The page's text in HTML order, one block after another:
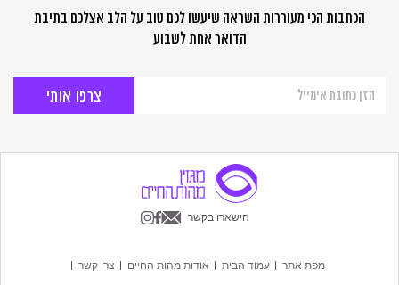
הכתבות הכי מעוררות השראה שיעשו לכם טוב על הלב אצלכם בתיבת
הדואר אחת לשבוע
לניוזלטר
החיים
הישארו בקשר
מפת אתר עמוד הבית אודות מהות החיים צרו קשר